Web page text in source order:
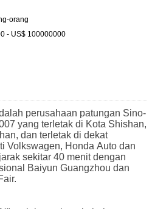
orang
- US$ 100000000
perusahaan patungan Sino-
yang terletak di Kota Shishan,
dan terletak di dekat
Volkswagen, Honda Auto dan
sekitar 40 menit dengan
Baiyun Guangzhou dan